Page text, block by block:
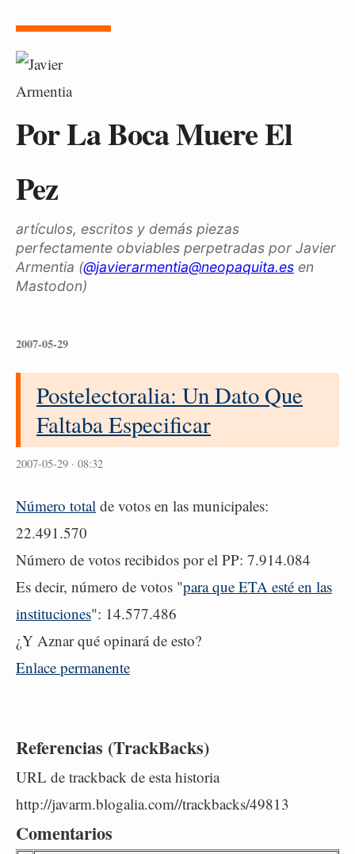
Por La Boca Muere El
Pez
artículos, escritos y demás piezas
perfectamente obviables perpetradas por Javier
Armentia (@javierarmentia@neopaquita.es en
Mastodon)
2007-05-29
Postelectoralia: Un Dato Que
Faltaba Especificar
2007-05-29 · 08:32
Número total de votos en las municipales:
22.491.570
Número de votos recibidos por el PP: 7.914.084
Es decir, número de votos "para que ETA esté en las
instituciones": 14.577.486
¿Y Aznar qué opinará de esto?
Enlace permanente
Referencias (TrackBacks)
URL de trackback de esta historia
http://javarm.blogalia.com//trackbacks/49813
Comentarios